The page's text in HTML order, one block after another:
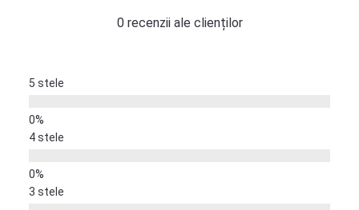
0 recenzii ale clienților
5 stele
4 stele
3 stele